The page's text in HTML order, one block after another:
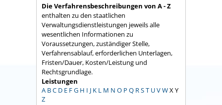
Die Verfahrensbeschreibungen von A - Z
enthalten zu den staatlichen
Verwaltungsdienstleistungen jeweils alle
wesentlichen Informationen zu
Voraussetzungen, zuständiger Stelle,
Verfahrensablauf, erforderlichen Unterlagen,
Fristen/Dauer, Kosten/Leistung und
Rechtsgrundlage.
Leistungen
A BC D E FG H I J K L M N O P Q RST UVWX Y
Z